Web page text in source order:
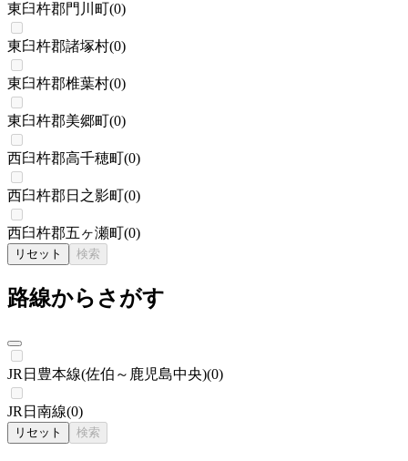
東臼杵郡門川町(0)
東臼杵郡諸塚村(0)
東臼杵郡椎葉村(0)
東臼杵郡美郷町(0)
西臼杵郡高千穂町(0)
西臼杵郡日之影町(0)
西臼杵郡五ヶ瀬町(0)
リセット 検索
路線からさがす
JR日豊本線(佐伯～鹿児島中央)(0)
JR日南線(0)
リセット 検索